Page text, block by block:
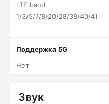
LTE band
1/3/5/7/8/20/28/38/40/41
Поддержка 5G
Нет
Звук